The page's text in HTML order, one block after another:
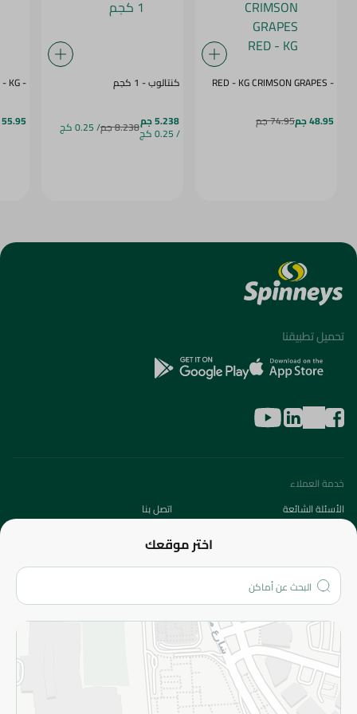
- CRIMSON GRAPES ‏‏RED - KG
48.95 جم 74.95 جم
كنتالوب - 1 كجم
5.238 جم
/ 0.25 كج 8.238 جم / 0.25 كج
- MANGO NAOMI - KG
55.95 جم
اختر موقعك
تحميل تطبيقنا
خدمة العملاء
الأسئلة الشائعة
اتصل بنا
من نحن؟
الفروع
المزيد
الاسترجاع
سياسة الاستخدام
سياسة الخصوصية
قم بالتسجيل للنشرة